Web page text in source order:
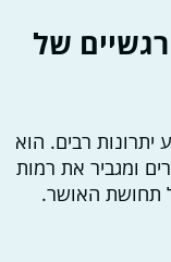
של
יתרונות רבים. הוא
ומגביר את רמות
תחושת האושר.